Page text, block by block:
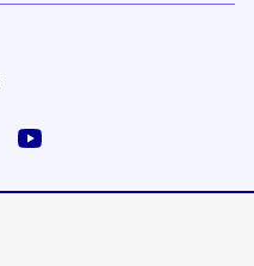
Instagram